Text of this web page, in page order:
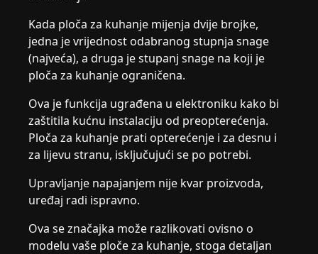
Kada ploča za kuhanje mijenja dvije brojke,
jedna je vrijednost odabranog stupnja snage
(najveća), a druga je stupanj snage na koji je
ploča za kuhanje ograničena.
Ova je funkcija ugrađena u elektroniku kako bi
zaštitila kućnu instalaciju od preopterećenja.
Ploča za kuhanje prati opterećenje i za desnu i
za lijevu stranu, isključujući se po potrebi.
Upravljanje napajanjem nije kvar proizvoda,
uređaj radi ispravno.
Ova se značajka može razlikovati ovisno o
modelu vaše ploče za kuhanje, stoga detaljan